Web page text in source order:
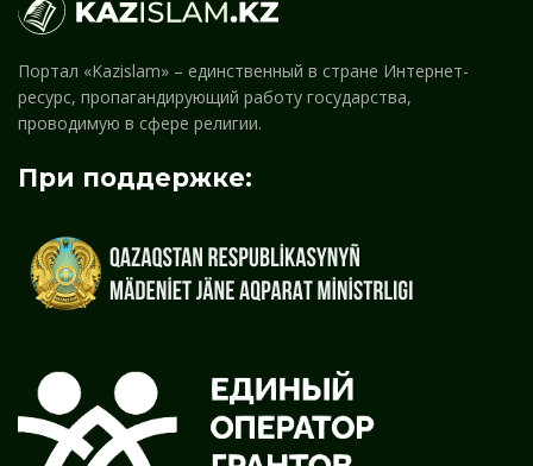
Портал «Kazislam» – единственный в стране Интернет-
ресурс, пропагандирующий работу государства,
проводимую в сфере религии.
При поддержке: